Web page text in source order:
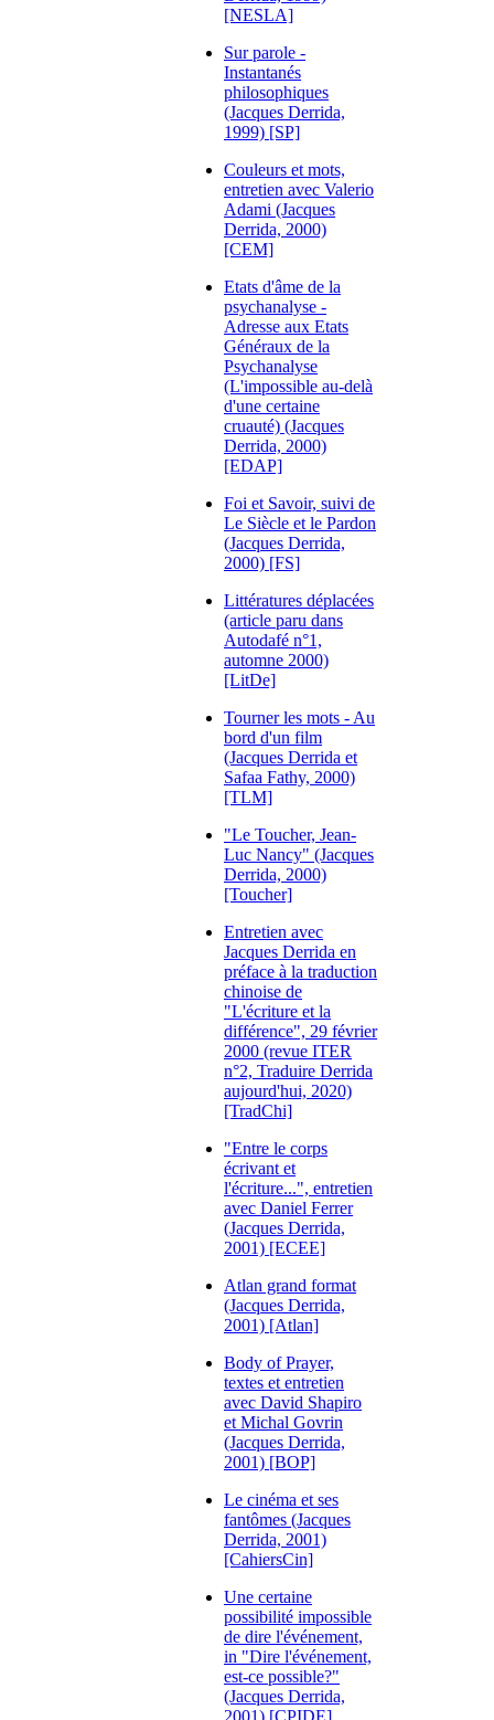
[NESLA]
Sur parole -
Instantanés
philosophiques
(Jacques Derrida,
1999) [SP]
Couleurs et mots,
entretien avec Valerio
Adami (Jacques
Derrida, 2000)
[CEM]
Etats d'âme de la
psychanalyse -
Adresse aux Etats
Généraux de la
Psychanalyse
(L'impossible au-delà
d'une certaine
cruauté) (Jacques
Derrida, 2000)
[EDAP]
Foi et Savoir, suivi de
Le Siècle et le Pardon
(Jacques Derrida,
2000) [FS]
Littératures déplacées
(article paru dans
Autodafé n°1,
automne 2000)
[LitDe]
Tourner les mots - Au
bord d'un film
(Jacques Derrida et
Safaa Fathy, 2000)
[TLM]
"Le Toucher, Jean-
Luc Nancy" (Jacques
Derrida, 2000)
[Toucher]
Entretien avec
Jacques Derrida en
préface à la traduction
chinoise de
"L'écriture et la
différence", 29 février
2000 (revue ITER
n°2, Traduire Derrida
aujourd'hui, 2020)
[TradChi]
"Entre le corps
écrivant et
l'écriture...", entretien
avec Daniel Ferrer
(Jacques Derrida,
2001) [ECEE]
Atlan grand format
(Jacques Derrida,
2001) [Atlan]
Body of Prayer,
textes et entretien
avec David Shapiro
et Michal Govrin
(Jacques Derrida,
2001) [BOP]
Le cinéma et ses
fantômes (Jacques
Derrida, 2001)
[CahiersCin]
Une certaine
possibilité impossible
de dire l'événement,
in "Dire l'événement,
est-ce possible?"
(Jacques Derrida,
2001) [CPIDE]